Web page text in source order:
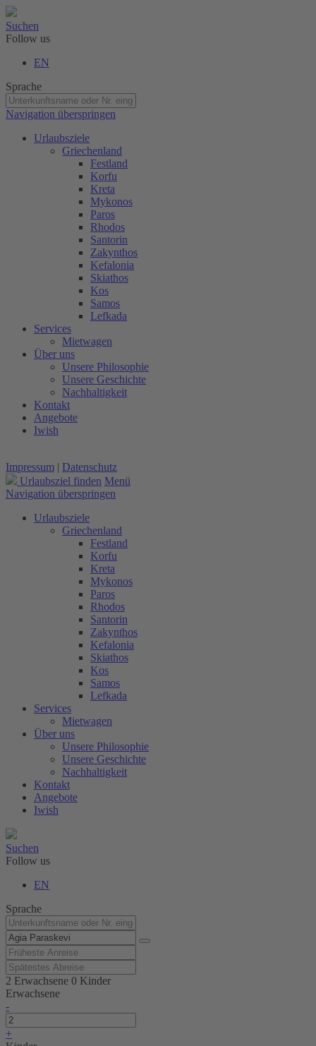
Suchen
Follow us
EN
Sprache
Navigation überspringen
Urlaubsziele
Griechenland
Festland
Korfu
Kreta
Mykonos
Paros
Rhodos
Santorin
Zakynthos
Kefalonia
Skiathos
Kos
Samos
Lefkada
Services
Mietwagen
Über uns
Unsere Philosophie
Unsere Geschichte
Nachhaltigkeit
Kontakt
Angebote
Iwish
Impressum | Datenschutz
Urlaubsziel finden Menü
Navigation überspringen
Urlaubsziele
Griechenland
Festland
Korfu
Kreta
Mykonos
Paros
Rhodos
Santorin
Zakynthos
Kefalonia
Skiathos
Kos
Samos
Lefkada
Services
Mietwagen
Über uns
Unsere Philosophie
Unsere Geschichte
Nachhaltigkeit
Kontakt
Angebote
Iwish
Suchen
Follow us
EN
Sprache
2 Erwachsene 0 Kinder
Erwachsene
-
+